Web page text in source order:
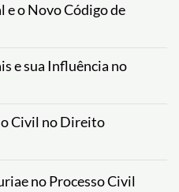
o Novo Código de
e sua Influência no
Civil no Direito
no Processo Civil